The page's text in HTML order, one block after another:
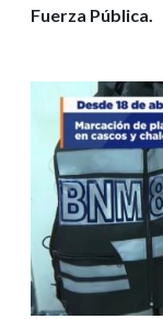
Fuerza Pública.